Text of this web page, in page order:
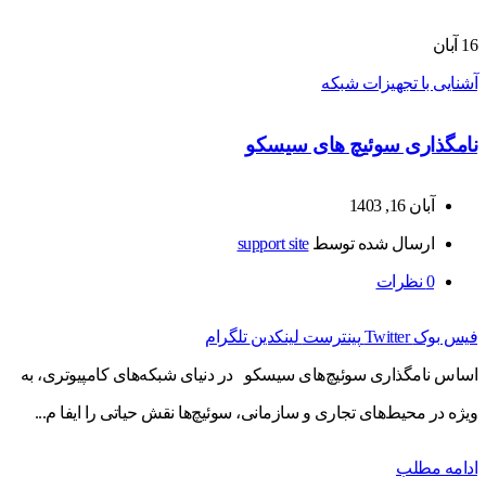
16 آبان
آشنایی با تجهیزات شبکه
نامگذاری سوئیچ های سیسکو
آبان 16, 1403
ارسال شده توسطsupport site
0 نظرات
فیس بوک Twitter پینترست لینکدین تلگرام
اساس نامگذاری سوئیچ‌های سیسکو در دنیای شبکه‌های کامپیوتری، به
ویژه در محیط‌های تجاری و سازمانی، سوئیچ‌ها نقش حیاتی را ایفا م...
ادامه مطلب